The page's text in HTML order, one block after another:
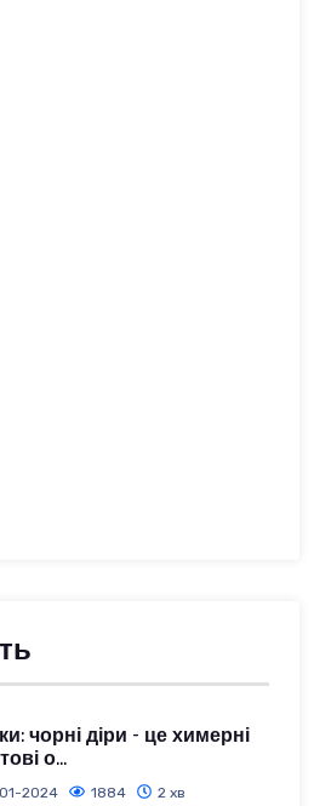
чорні діри - це химерні
о...
2024 1884
2 хв